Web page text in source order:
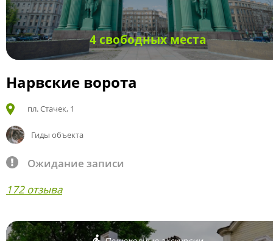
4 свободных места
Нарвские ворота
пл. Стачек, 1
Гиды объекта
Ожидание записи
172 отзыва